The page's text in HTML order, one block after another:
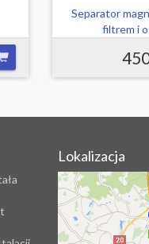
Separator
filtrem i
Lokalizacja